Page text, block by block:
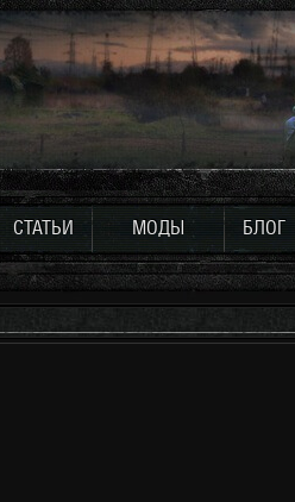
СТАТЬИ МОДЫ БЛОГ